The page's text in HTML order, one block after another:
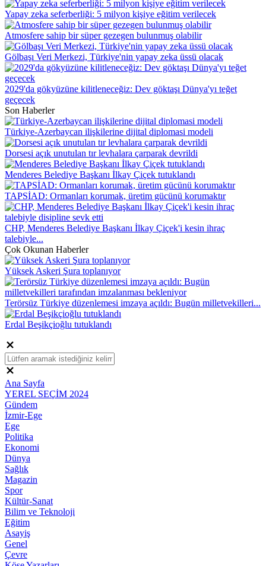
Yapay zeka seferberliği: 5 milyon kişiye eğitim verilecek
Atmosfere sahip bir süper gezegen bulunmuş olabilir
Gölbaşı Veri Merkezi, Türkiye'nin yapay zeka üssü olacak
2029'da gökyüzüne kilitleneceğiz: Dev göktaşı Dünya'yı teğet
geçecek
Son Haberler
Türkiye-Azerbaycan ilişkilerine dijital diplomasi modeli
Dorsesi açık unutulan tır levhalara çarparak devrildi
Menderes Belediye Başkanı İlkay Çiçek tutuklandı
TAPSİAD: Ormanları korumak, üretim gücünü korumaktır
CHP, Menderes Belediye Başkanı İlkay Çiçek'i kesin ihraç
talebiyle...
Çok Okunan Haberler
Yüksek Askeri Şura toplanıyor
Terörsüz Türkiye düzenlemesi imzaya açıldı: Bugün milletvekilleri...
Erdal Beşikçioğlu tutuklandı
Ana Sayfa
YEREL SEÇİM 2024
Gündem
İzmir-Ege
Ege
Politika
Ekonomi
Dünya
Sağlık
Magazin
Spor
Kültür-Sanat
Bilim ve Teknoloji
Eğitim
Asayiş
Genel
Çevre